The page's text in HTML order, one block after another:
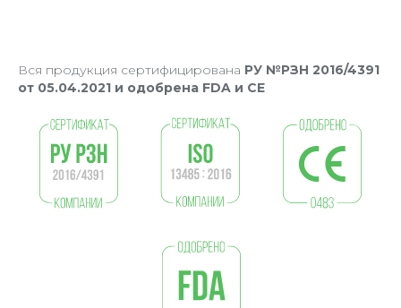
Вся продукция сертифицирована РУ №РЗН 2016/4391
от 05.04.2021 и одобрена FDA и CE